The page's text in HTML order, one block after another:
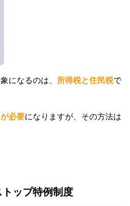
になるのは、 所得税と住民税で
必要になりますが、その方法は
ップ特例制度